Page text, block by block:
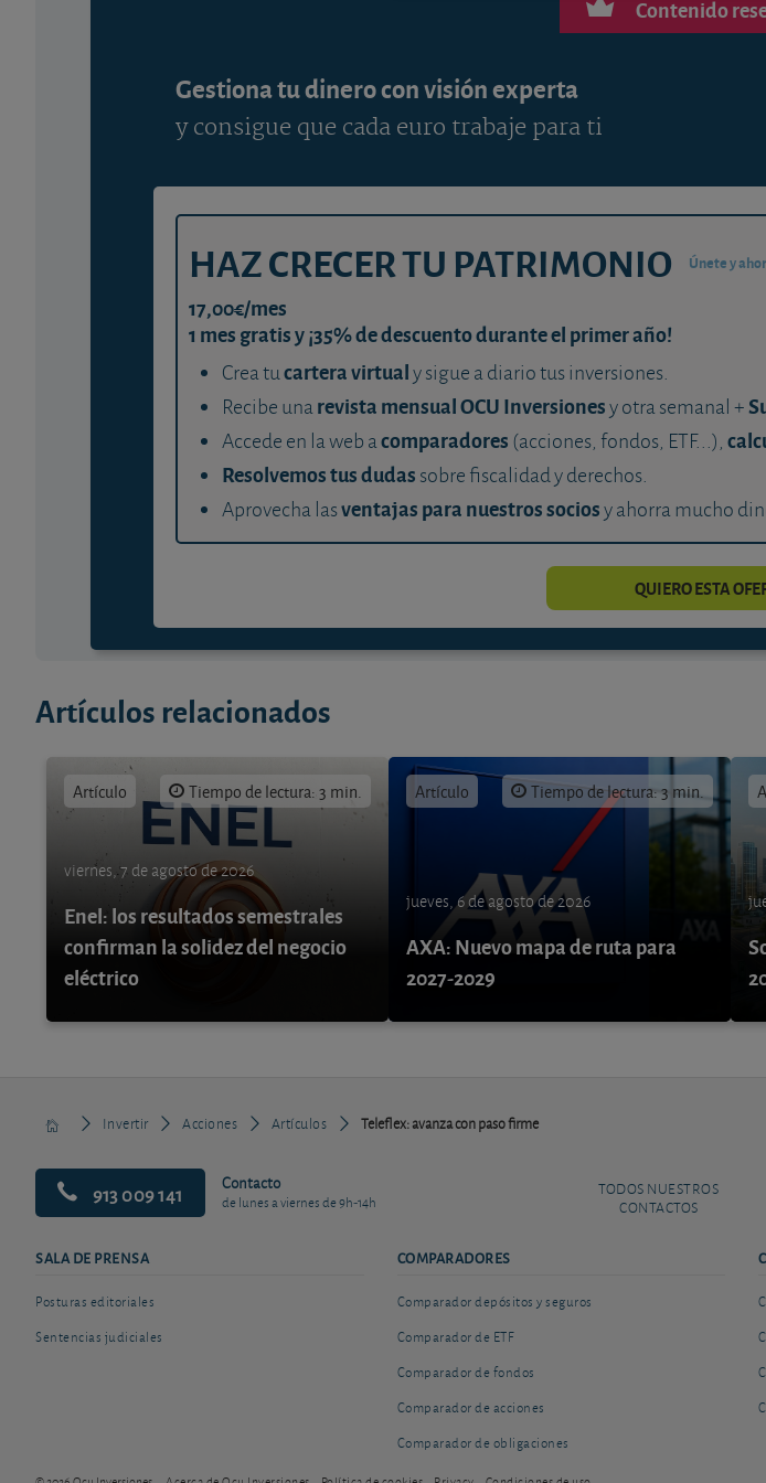
Contenido
Gestiona tu dinero con visión experta
y consigue que cada euro trabaje para ti
HAZ CRECER TU PATRIMONIO Únete y
17,00€/mes
1 mes gratis y ¡35% de descuento durante el primer año!
Crea tucartera virtualy sigue a diario tus inversiones.
Recibe unarevista mensual OCU Inversionesy otra semanal +
Accede en la web acomparadores (acciones, fondos, ETF...),
Resolvemos tus dudas sobre fiscalidad y derechos.
Aprovecha lasventajas para nuestros sociosy ahorra mucho
QUIERO ESTA
Artículos relacionados
Artículo Tiempo de lectura: 3 min.
viernes, 7 de agosto de 2026
Enel: los resultados semestrales
confirman la solidez del negocio
eléctrico
Artículo Tiempo de lectura: 3 min.
jueves, 6 de agosto de 2026
AXA: Nuevo mapa de ruta para
2027-2029
Invertir Acciones Artículos Teleflex: avanza con paso firme
913 009 141 Contacto
de lunes a viernes de 9h-14h
TODOS NUESTROS
CONTACTOS
SALA DE PRENSA
Posturas editoriales
Sentencias judiciales
COMPARADORES
Comparador depósitos y seguros
Comparador de ETF
Comparador de fondos
Comparador de acciones
Comparador de obligaciones